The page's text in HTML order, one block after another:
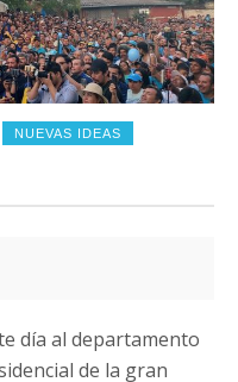
NUEVAS IDEAS
día al departamento
de la gran